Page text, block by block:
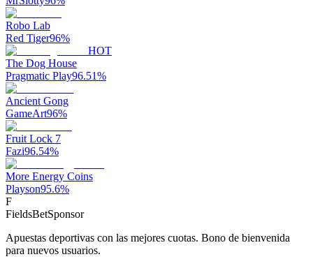
Robo Lab
Red Tiger96%
HOT
The Dog House
Pragmatic Play96.51%
Ancient Gong
GameArt96%
Fruit Lock 7
Fazi96.54%
More Energy Coins
Playson95.6%
F
FieldsBetSponsor
Apuestas deportivas con las mejores cuotas. Bono de bienvenida
para nuevos usuarios.